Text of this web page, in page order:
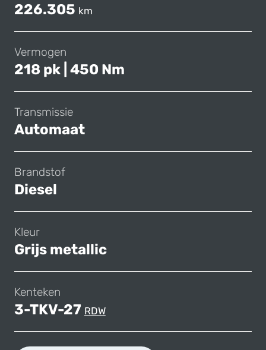
226.305 km
Vermogen
218 pk | 450 Nm
Transmissie
Automaat
Brandstof
Diesel
Kleur
Grijs metallic
Kenteken
3-TKV-27 RDW